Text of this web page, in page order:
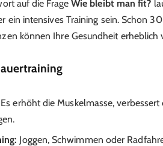
auf die Frage Wie bleibt man fit?
ein intensives Training sein. Schon
können Ihre Gesundheit erheblich
Es erhöht die Muskelmasse,
Joggen, Schwimmen oder